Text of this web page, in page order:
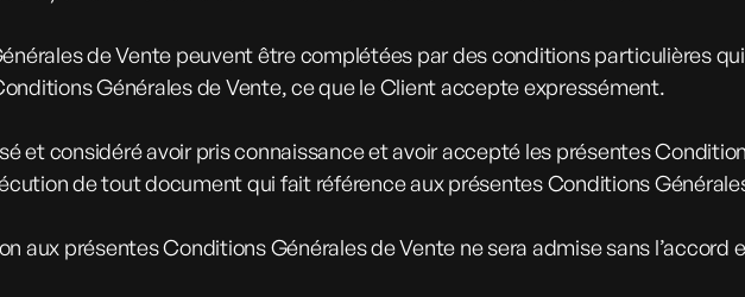
de Vente peuvent être complétées par des conditions particulières
Générales de Vente, ce que le Client accepte expressément.
et considéré avoir pris connaissance et avoir accepté les présentes
de tout document qui fait référence aux présentes Conditions
aux présentes Conditions Générales de Vente ne sera admise sans l’accord